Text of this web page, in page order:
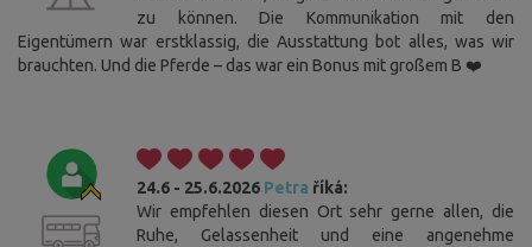
zu können. Die Kommunikation mit den
Eigentümern war erstklassig, die Ausstattung bot alles, was wir
brauchten. Und die Pferde – das war ein Bonus mit großem B ❤️
24.6 - 25.6.2026 Petra říká:
Wir empfehlen diesen Ort sehr gerne allen, die
Ruhe, Gelassenheit und eine angenehme